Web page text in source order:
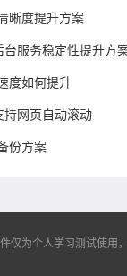
晰度提升方案
服务稳定性提升方
度如何提升
网页自动滚动
份方案
仅为个人学习测试使用